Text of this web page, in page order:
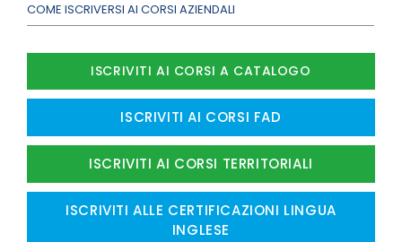
COME ISCRIVERSI AI CORSI AZIENDALI
ISCRIVITI AI CORSI A CATALOGO
ISCRIVITI AI CORSI FAD
ISCRIVITI AI CORSI TERRITORIALI
ISCRIVITI ALLE CERTIFICAZIONI LINGUA
INGLESE